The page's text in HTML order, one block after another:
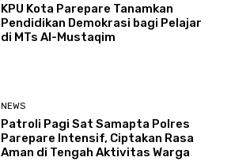
KPU Kota Parepare Tanamkan
Pendidikan Demokrasi bagi Pelajar
di MTs Al-Mustaqim
NEWS
Patroli Pagi Sat Samapta Polres
Parepare Intensif, Ciptakan Rasa
Aman di Tengah Aktivitas Warga